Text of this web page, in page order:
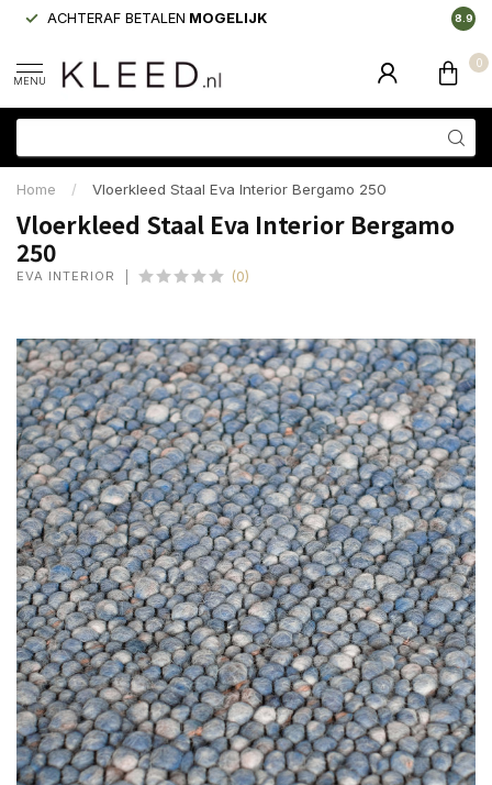
ACHTERAF BETALEN MOGELIJK 8.9
MENU
0
Home / Vloerkleed Staal Eva Interior Bergamo 250
Vloerkleed Staal Eva Interior Bergamo
250
EVA INTERIOR (0)